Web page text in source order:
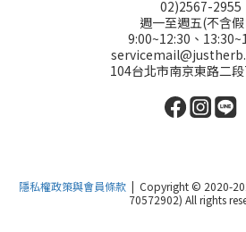
02)2567-2955
週一至週五(不含
9:00~12:30、
104台北市南京東路二
隱私權政策與會員條款 | Copyright © 2020-
70572902) All rights